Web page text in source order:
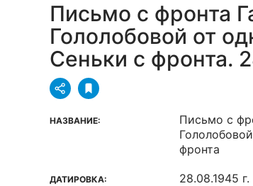
Письмо с фронта
Гололобовой от
Сеньки с фронта.
НАЗВАНИЕ:
Письмо с
фронта
ДАТИРОВКА: 28.08.1945 г.